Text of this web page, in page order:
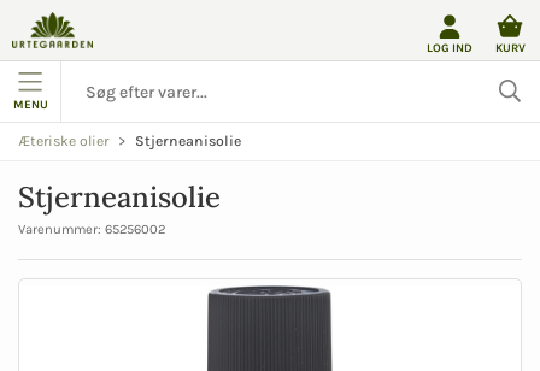
LOG IND KURV
MENU
Æteriske olier Stjerneanisolie
Stjerneanisolie
Varenummer: 65256002